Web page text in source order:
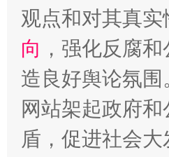
观点和对其真实
向 ，强化反腐
造良好舆论氛
网站架起政府
盾，促进社会